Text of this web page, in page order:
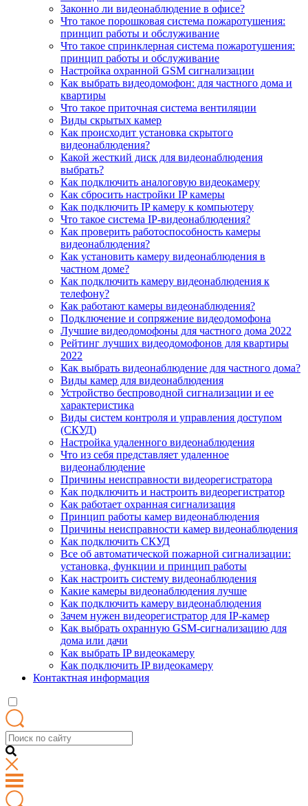
Законно ли видеонаблюдение в офисе?
Что такое порошковая система пожаротушения:
принцип работы и обслуживание
Что такое спринклерная система пожаротушения:
принцип работы и обслуживание
Настройка охранной GSM сигнализации
Как выбрать видеодомофон: для частного дома и
квартиры
Что такое приточная система вентиляции
Виды скрытых камер
Как происходит установка скрытого
видеонаблюдения?
Какой жесткий диск для видеонаблюдения
выбрать?
Как подключить аналоговую видеокамеру
Как сбросить настройки IP камеры
Как подключить IP камеру к компьютеру
Что такое система IP-видеонаблюдения?
Как проверить работоспособность камеры
видеонаблюдения?
Как установить камеру видеонаблюдения в
частном доме?
Как подключить камеру видеонаблюдения к
телефону?
Как работают камеры видеонаблюдения?
Подключение и сопряжение видеодомофона
Лучшие видеодомофоны для частного дома 2022
Рейтинг лучших видеодомофонов для квартиры
2022
Как выбрать видеонаблюдение для частного дома?
Виды камер для видеонаблюдения
Устройство беспроводной сигнализации и ее
характеристика
Виды систем контроля и управления доступом
(СКУД)
Настройка удаленного видеонаблюдения
Что из себя представляет удаленное
видеонаблюдение
Причины неисправности видеорегистратора
Как подключить и настроить видеорегистратор
Как работает охранная сигнализация
Принцип работы камер видеонаблюдения
Причины неисправности камер видеонаблюдения
Как подключить СКУД
Все об автоматической пожарной сигнализации:
установка, функции и принцип работы
Как настроить систему видеонаблюдения
Какие камеры видеонаблюдения лучше
Как подключить камеру видеонаблюдения
Зачем нужен видеорегистратор для IP-камер
Как выбрать охранную GSM-сигнализацию для
дома или дачи
Как выбрать IP видеокамеру
Как подключить IP видеокамеру
Контактная информация